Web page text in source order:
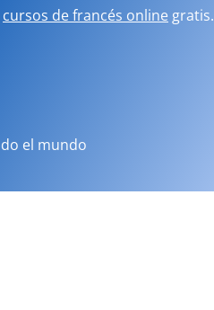
cursos de francés online gratis.
el mundo